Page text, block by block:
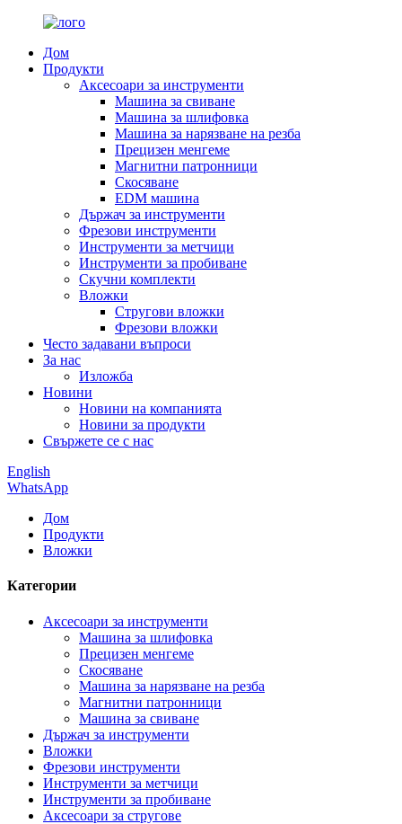
Дом
Продукти
Аксесоари за инструменти
Машина за свиване
Машина за шлифовка
Машина за нарязване на резба
Прецизен менгеме
Магнитни патронници
Скосяване
EDM машина
Държач за инструменти
Фрезови инструменти
Инструменти за метчици
Инструменти за пробиване
Скучни комплекти
Вложки
Стругови вложки
Фрезови вложки
Често задавани въпроси
За нас
Изложба
Новини
Новини на компанията
Новини за продукти
Свържете се с нас
English
WhatsApp
Дом
Продукти
Вложки
Категории
Аксесоари за инструменти
Машина за шлифовка
Прецизен менгеме
Скосяване
Машина за нарязване на резба
Магнитни патронници
Машина за свиване
Държач за инструменти
Вложки
Фрезови инструменти
Инструменти за метчици
Инструменти за пробиване
Аксесоари за стругове